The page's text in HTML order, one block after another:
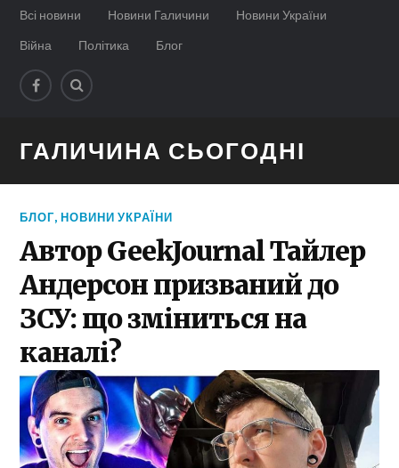
Всі новини Новини Галичини
Новини України
Війна
Політика Блог
ГАЛИЧИНА СЬОГОДНІ
БЛОГ,НОВИНИ УКРАЇНИ
Автор GeekJournal Тайлер
Андерсон призваний до
ЗСУ: що зміниться на
каналі?